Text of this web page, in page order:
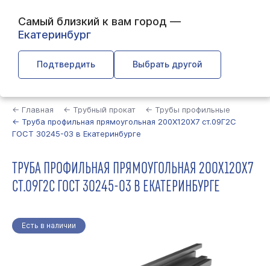
Самый близкий к вам город —
Екатеринбург
Подтвердить Выбрать другой
← Главная ← Трубный прокат
← Трубы профильные
← Труба профильная прямоугольная 200Х120Х7 ст.09Г2С
ГОСТ 30245-03 в Екатеринбурге
ТРУБА ПРОФИЛЬНАЯ ПРЯМОУГОЛЬНАЯ 200Х120Х7
СТ.09Г2С ГОСТ 30245-03 В ЕКАТЕРИНБУРГЕ
Есть в наличии